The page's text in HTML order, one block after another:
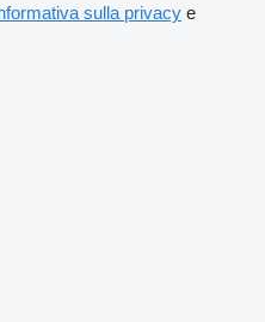
sulla privacy e